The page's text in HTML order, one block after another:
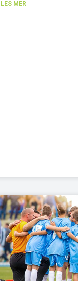
LES MER